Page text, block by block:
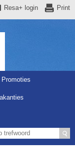
Print
Resa+ login
Promoties